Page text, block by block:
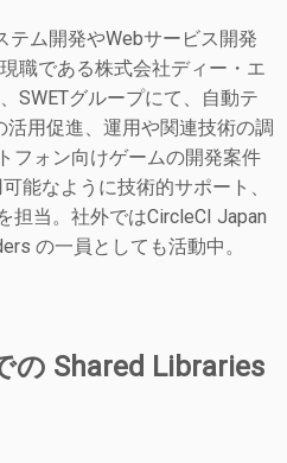
テム開発やWebサービス開発
職である株式会社ディー・エ
SWETグループにて、自動テ
活用促進、運用や関連技術の調
フォン向けゲームの開発案件
能なように技術的サポート、
担当。社外ではCircleCI Japan
の一員としても活動中。
の Shared Libraries